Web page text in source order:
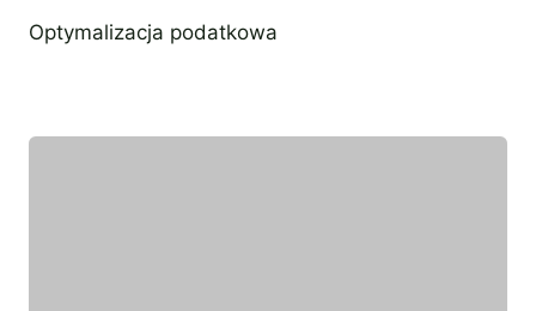
Optymalizacja podatkowa